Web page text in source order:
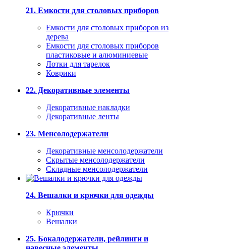
21. Емкости для столовых приборов
Емкости для столовых приборов из
дерева
Емкости для столовых приборов
пластиковые и алюминиевые
Лотки для тарелок
Коврики
22. Декоративные элементы
Декоративные накладки
Декоративные ленты
23. Менсолодержатели
Декоративные менсолодержатели
Скрытые менсолодержатели
Складные менсолодержатели
24. Вешалки и крючки для одежды
Крючки
Вешалки
25. Бокалодержатели, рейлинги и